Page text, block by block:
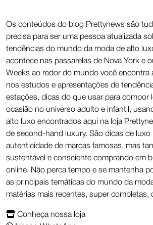
Os conteúdos do blog Prettynews são
precisa para ser uma pessoa atualizada
tendências do mundo da moda de alto
acontece nas passarelas de Nova York e
Weeks ao redor do mundo você encontra
nos estudos e apresentações de
estações, dicas do que usar para compor
ocasião no universo adulto e infantil,
alto luxo encontrados aqui na loja
de second-hand luxury. São dicas de luxo
autenticidade de marcas famosas, mas
sustentável e consciente comprando em
online. Não perca tempo e se mantenha
as principais temáticas do mundo da
matérias mais recentes, super completas,
Conheça nossa loja